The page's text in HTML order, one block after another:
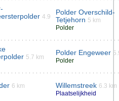
4.9
Polder Overschild-
Tetjehorn 5 km
Polder
5.7 km
Polder Engeweer
Polder
6 km
Willemstreek 6.3 km
Plaatselijkheid